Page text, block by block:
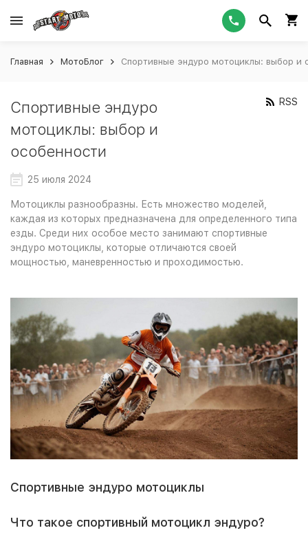
Главная МотоБлог Спортивные эндуро мотоциклы: выбор и
Спортивные эндуро
мотоциклы: выбор и
особенности
RSS
25 июля 2024
Мотоциклы разнообразны. Есть множество моделей,
каждая из которых предназначена для определенного типа
езды. Среди них особое место занимают спортивные
эндуро мотоциклы, которые отличаются своей
мощностью, маневренностью и проходимостью.
Спортивные эндуро мотоциклы
Что такое спортивный мотоцикл эндуро?